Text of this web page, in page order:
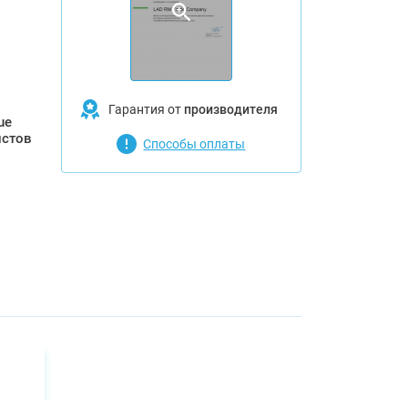
Гарантия от производителя
Способы оплаты